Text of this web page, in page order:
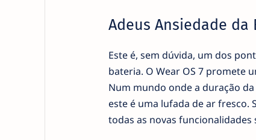
Adeus Ansiedade da
Este é, sem dúvida, um dos
bateria. O Wear OS 7 promete
Num mundo onde a duração
este é uma lufada de ar
todas as novas